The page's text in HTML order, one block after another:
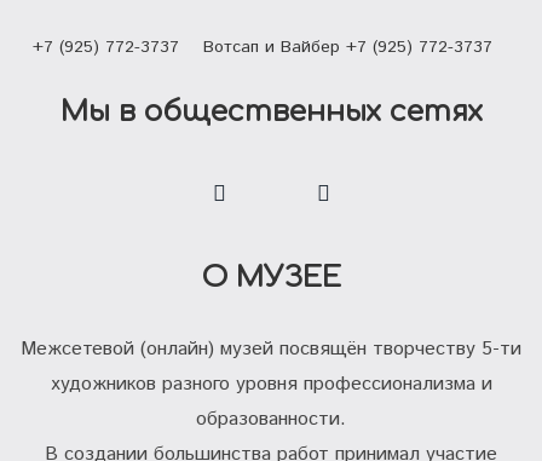
О МУЗЕЕ
Межсетевой (онлайн) музей посвящён творчеству 5-ти
художников разного уровня профессионализма и
образованности.
В создании большинства работ принимал участие
+7 (925) 772-3737 Вотсап и Вайбер +7 (925) 772-3737
Мы в общественных сетях